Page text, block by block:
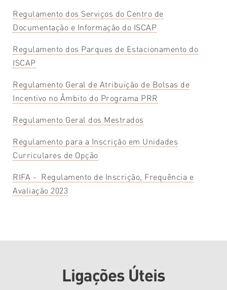
Regulamento dos Serviços do Centro de
Documentação e Informação do ISCAP
Regulamento dos Parques de Estacionamento do
ISCAP
Regulamento Geral de Atribuição de Bolsas de
Incentivo no Âmbito do Programa PRR
Regulamento Geral dos Mestrados
Regulamento para a Inscrição em Unidades
Curriculares de Opção
RIFA - Regulamento de Inscrição, Frequência e
Avaliação 2023
Ligações Úteis